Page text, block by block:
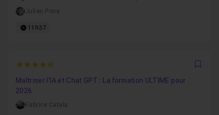
Julien Pons
11h37
4.4090909090909
Maîtriser l'IA et Chat GPT : La formation ULTIME pour
2026
Fabrice Catala